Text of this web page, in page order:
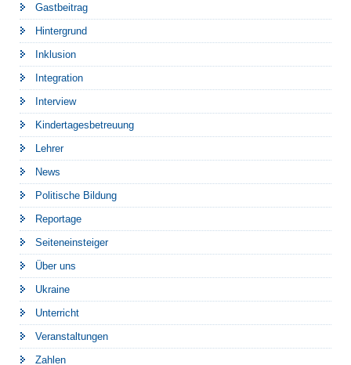
Gastbeitrag
Hintergrund
Inklusion
Integration
Interview
Kindertagesbetreuung
Lehrer
News
Politische Bildung
Reportage
Seiteneinsteiger
Über uns
Ukraine
Unterricht
Veranstaltungen
Zahlen